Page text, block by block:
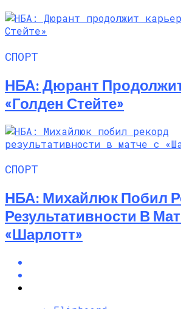
СПОРТ
НБА: Дюрант
«Голден Стейте»
СПОРТ
НБА: Михайлюк Побил
Результативности В
«Шарлотт»